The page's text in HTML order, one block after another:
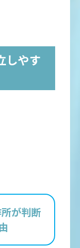
しやす
が判断